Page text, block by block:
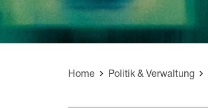
Home Politik & Verwaltung